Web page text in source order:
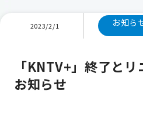
2023/2/1 お知ら
「KNTV+」終了と
お知らせ